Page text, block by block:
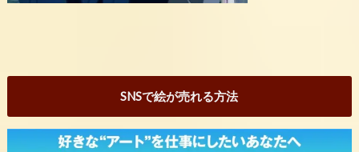
SNSで絵が売れる方法